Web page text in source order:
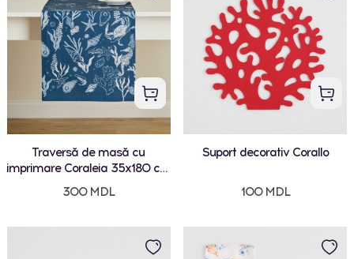
Traversă de masă cu
imprimare Coraleia 35x180 cm
cu motiv marin
300 MDL
Suport decorativ Corallo
100 MDL